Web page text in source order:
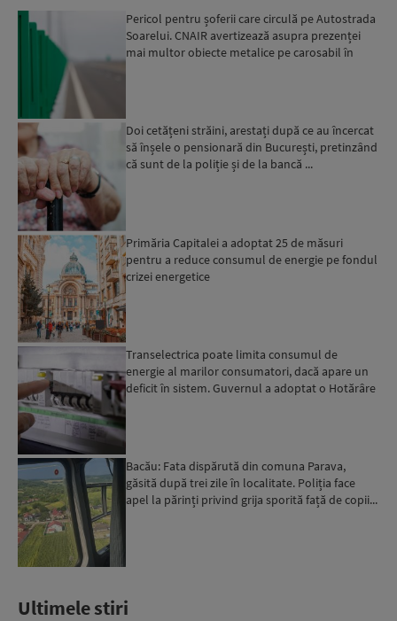
Pericol pentru șoferii care circulă pe Autostrada
Soarelui. CNAIR avertizează asupra prezenței
mai multor obiecte metalice pe carosabil în
Doi cetățeni străini, arestați după ce au încercat
să înșele o pensionară din București, pretinzând
că sunt de la poliție și de la bancă ...
Primăria Capitalei a adoptat 25 de măsuri
pentru a reduce consumul de energie pe fondul
crizei energetice
Transelectrica poate limita consumul de
energie al marilor consumatori, dacă apare un
deficit în sistem. Guvernul a adoptat o Hotărâre
Bacău: Fata dispărută din comuna Parava,
găsită după trei zile în localitate. Poliția face
apel la părinți privind grija sporită față de copii...
Ultimele stiri